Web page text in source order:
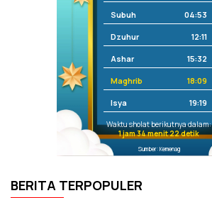
Subuh 04:53
Dzuhur 12:11
Ashar 15:32
Maghrib 18:09
Isya 19:19
Waktu sholat berikutnya dalam:
1 jam 34 menit 22 detik
Sumber: Kemenag
BERITA TERPOPULER